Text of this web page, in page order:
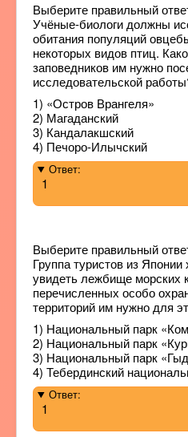
Выберите правильный
Учёные-биологи должны
обитания популяций
некоторых видов птиц.
заповедников им нужно
исследовательской
1) «Остров Врангеля»
2) Магаданский
3) Кандалакшский
4) Печоро-Илычский
Ответ:
1
Выберите правильный
Группа туристов из
увидеть лежбище морских
перечисленных особо
территорий им нужно для
1) Национальный парк
2) Национальный парк
3) Национальный парк
4) Тебердинский
Ответ:
1